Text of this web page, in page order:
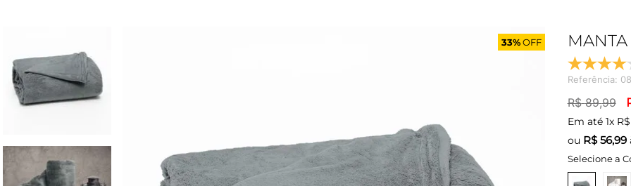
33%OFF
Referência:
R$ 89,99
Em até 1x R$
ou R$ 56,99
Selecione a